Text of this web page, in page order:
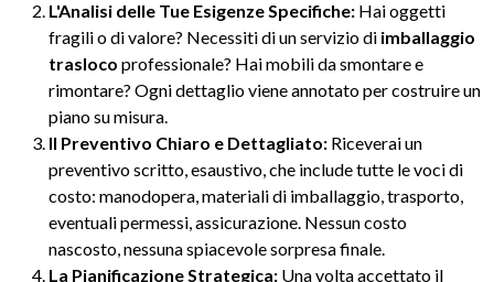
L'Analisi delle Tue Esigenze Specifiche: Hai oggetti
fragili o di valore? Necessiti di un servizio di imballaggio
trasloco professionale? Hai mobili da smontare e
rimontare? Ogni dettaglio viene annotato per costruire un
piano su misura.
Il Preventivo Chiaro e Dettagliato: Riceverai un
preventivo scritto, esaustivo, che include tutte le voci di
costo: manodopera, materiali di imballaggio, trasporto,
eventuali permessi, assicurazione. Nessun costo
nascosto, nessuna spiacevole sorpresa finale.
La Pianificazione Strategica: Una volta accettato il